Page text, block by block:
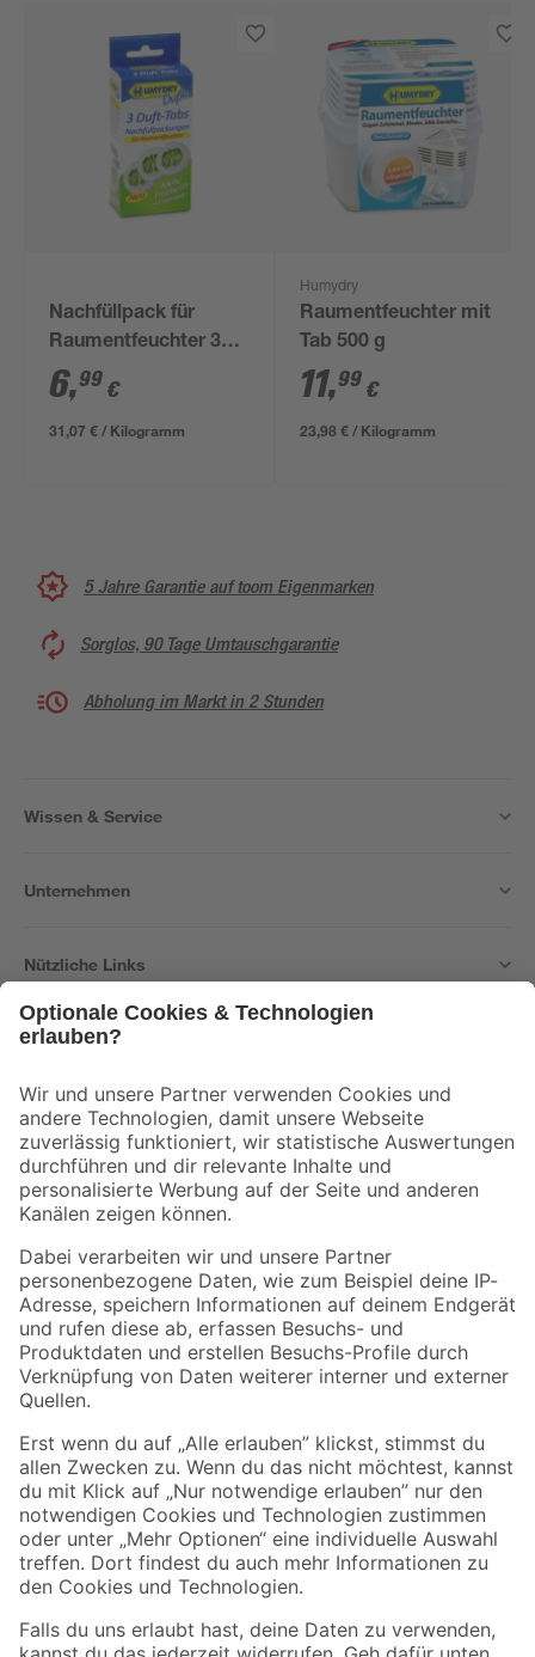
Nachfüllpack für
Raumentfeuchter 3x
75 g Apfel
6,99 €
31,07 € / Kilogramm
Humydry
Raumentfeuchter mit
Tab 500 g
11,99 €
23,98 € / Kilogramm
5 Jahre Garantie auf toom Eigenmarken
Sorglos, 90 Tage Umtauschgarantie
Abholung im Markt in 2 Stunden
Wissen & Service
Unternehmen
Nützliche Links
Der toom Newsletter: Keine Angebote und Aktionen mehr verpassen!
Zur Newsletter Anmeldung
Folge uns
Zahlungsarten Versandarten
Sicher einkaufen
Jetzt die toom-App herunterladen